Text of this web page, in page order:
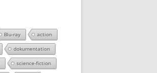
Blu-ray action
dokumentation
science-fiction